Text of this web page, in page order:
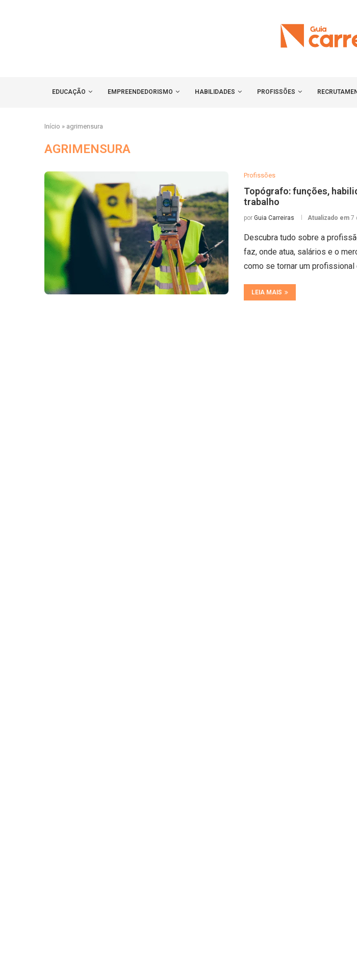
EDUCAÇÃO EMPREENDEDORISMO HABILIDADES PROFISSÕES
Início » agrimensura
AGRIMENSURA
Profissões
Topógrafo: funções,
trabalho
por Guia Carreiras Atualizado em 7
Descubra tudo sobre a
faz, onde atua, salários e o
como se tornar um profissional
LEIA MAIS